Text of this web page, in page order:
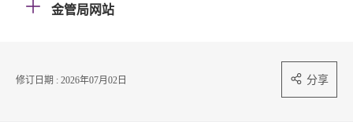
金管局网站
修订日期 : 2026年07月02日 分享